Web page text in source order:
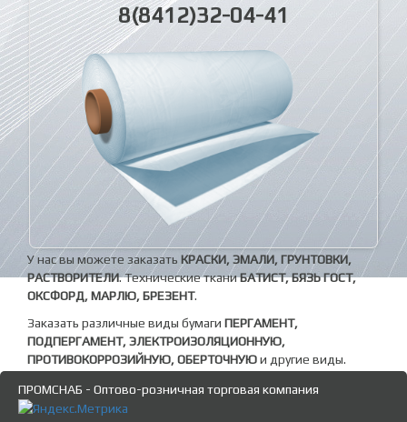
8(8412)32-04-41
У нас вы можете заказать КРАСКИ, ЭМАЛИ, ГРУНТОВКИ,
РАСТВОРИТЕЛИ. Технические тканиБАТИСТ, БЯЗЬ ГОСТ,
ОКСФОРД, МАРЛЮ, БРЕЗЕНТ.
Заказать различные виды бумаги ПЕРГАМЕНТ,
ПОДПЕРГАМЕНТ, ЭЛЕКТРОИЗОЛЯЦИОННУЮ,
ПРОТИВОКОРРОЗИЙНУЮ, ОБЕРТОЧНУЮи другие виды.
ПРОМСНАБ - Оптово-розничная торговая компания